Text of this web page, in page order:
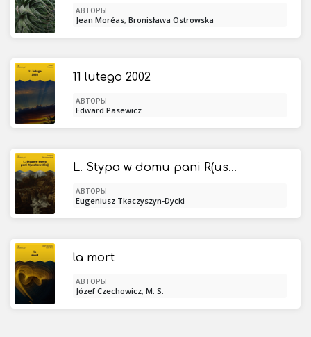
АВТОРЫ
Jean Moréas; Bronisława Ostrowska
11 lutego 2002
АВТОРЫ
Edward Pasewicz
L. Stypa w domu pani R(uszkowskiej)
АВТОРЫ
Eugeniusz Tkaczyszyn-Dycki
la mort
АВТОРЫ
Józef Czechowicz; M. S.